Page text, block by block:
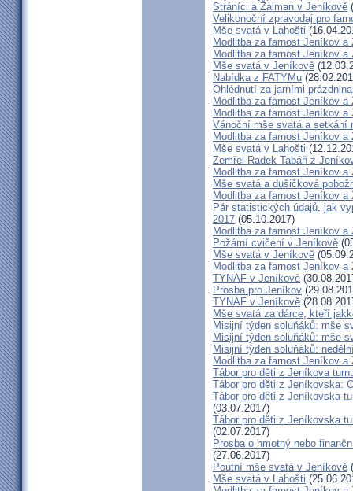
Stráníci a Žalman v Jeníkově
Velikonoční zpravodaj pro
Mše svatá v Lahošti
Modlitba za farnost Jeníkov a
Modlitba za farnost Jeníkov a
Mše svatá v Jeníkově
Nabídka z FATYMu
Ohlédnutí za jarními
Modlitba za farnost Jeníkov a
Modlitba za farnost Jeníkov a
Vánoční mše svatá a setkání
Modlitba za farnost Jeníkov a
Mše svatá v Lahošti
Zemřel Radek Tabáň z
Modlitba za farnost Jeníkov a
Mše svatá a dušičková
Modlitba za farnost Jeníkov a
Pár statistických údajů, jak
2017 (05.10.2017)
Modlitba za farnost Jeníkov a
Požární cvičení v Jeníkově
Mše svatá v Jeníkově
Modlitba za farnost Jeníkov a
TYNAF v Jeníkově
Prosba pro Jeníkov
TYNAF v Jeníkově
Mše svatá za dárce, kteří
Misijní týden soluňáků: mše
Misijní týden soluňáků: mše
Misijní týden soluňáků:
Modlitba za farnost Jeníkov a
Tábor pro děti z Jeníkova
Tábor pro děti z Jeníkovska:
Tábor pro děti z Jeníkovska
(03.07.2017)
Tábor pro děti z Jeníkovska
(02.07.2017)
Prosba o hmotný nebo
(27.06.2017)
Poutní mše svatá v Jeníkově
Mše svatá v Lahošti